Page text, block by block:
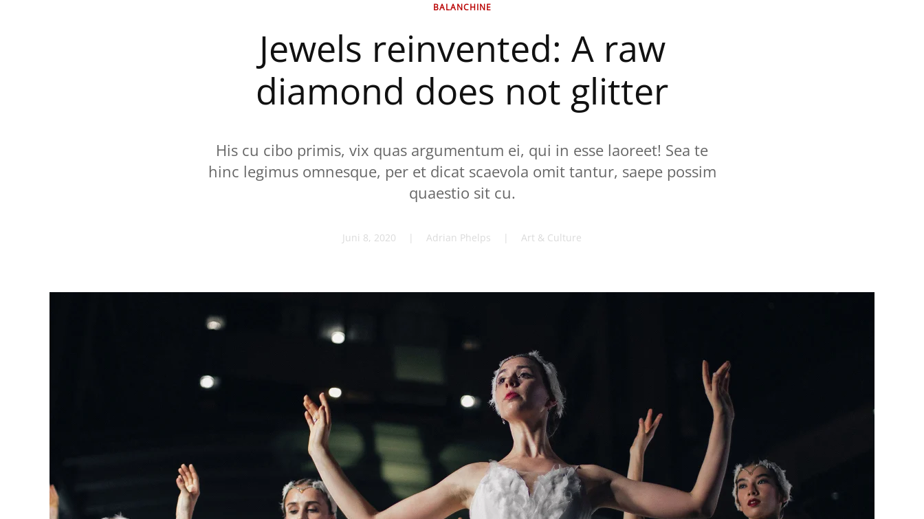
BALANCHINE
Jewels reinvented: A raw
diamond does not glitter
His cu cibo primis, vix quas argumentum ei, qui in esse laoreet! Sea te
hinc legimus omnesque, per et dicat scaevola omit tantur, saepe possim
quaestio sit cu.
Juni 8, 2020 | Adrian Phelps | Art & Culture